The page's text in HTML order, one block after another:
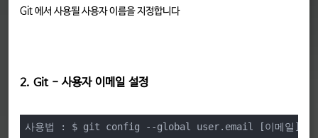
Git 에서 사용될 사용자 이름을 지정합니다
2. Git - 사용자 이메일 설정
사용법 : $ git config --global user.email [이메일]